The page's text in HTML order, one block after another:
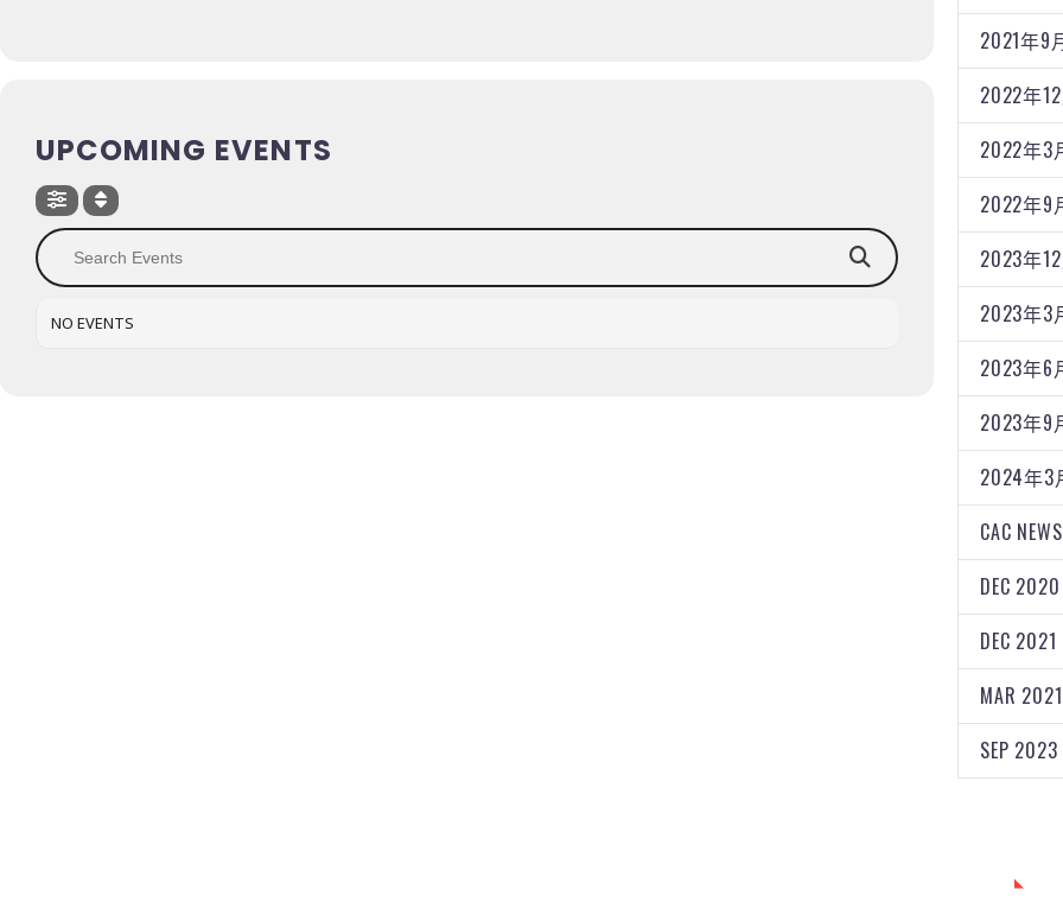
UPCOMING EVENTS
NO EVENTS
2021年9
2022年
2022年3
2022年9
2023年
2023年3
2023年6
2023年9
2024年3
CAC NEWS
DEC
DEC
MAR
SEP